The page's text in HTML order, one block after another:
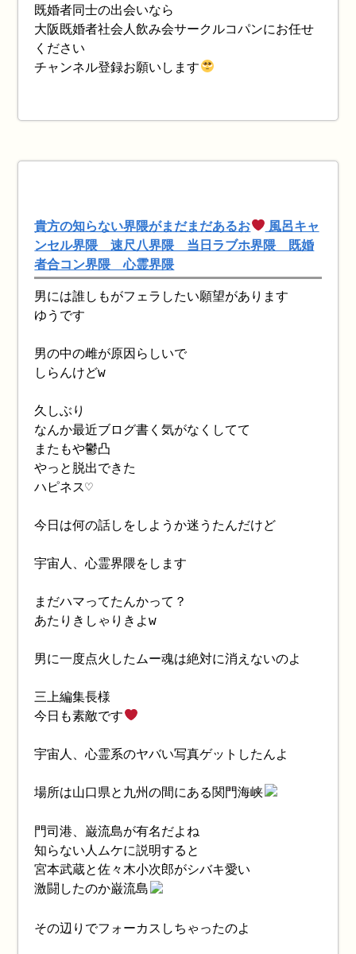
既婚者同士の出会いなら
大阪既婚者社会人飲み会サークルコパンにお任せ
ください
チャンネル登録お願いします
貴方の知らない界隈がまだまだあるお
風呂キャ
ンセル界隈 速尺八界隈 当日ラブホ界隈 既婚
者合コン界隈 心霊界隈
男には誰しもがフェラしたい願望があります
ゆうです
男の中の雌が原因らしいで
しらんけどw
久しぶり
なんか最近ブログ書く気がなくしてて
またもや鬱凸
やっと脱出できた
ハピネス♡
今日は何の話しをしようか迷うたんだけど
宇宙人、心霊界隈をします
まだハマってたんかって？
あたりきしゃりきよw
男に一度点火したムー魂は絶対に消えないのよ
三上編集長様
今日も素敵です
宇宙人、心霊系のヤバい写真ゲットしたんよ
場所は山口県と九州の間にある関門海峡
門司港、巌流島が有名だよね
知らない人ムケに説明すると
宮本武蔵と佐々木小次郎がシバキ愛い
激闘したのか巌流島
その辺りでフォーカスしちゃったのよ